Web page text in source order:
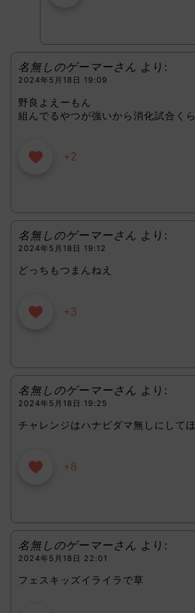
名無しのゲーマーさん より:
2024年5月18日 19:09
野良よえーもん
組んでるやつが強いから消化試合く
+2
名無しのゲーマーさん より:
2024年5月18日 19:12
どっちもつまんねえ
+3
名無しのゲーマーさん より:
2024年5月18日 19:25
チャレンジはハナビダマ無しにして
+8
名無しのゲーマーさん より:
2024年5月18日 22:01
フェスキッズイライラで草